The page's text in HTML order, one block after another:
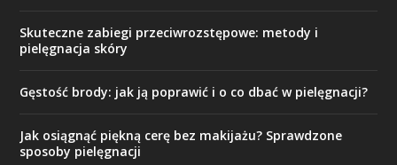
Skuteczne zabiegi przeciwrozstępowe: metody i
pielęgnacja skóry
Gęstość brody: jak ją poprawić i o co dbać w pielęgnacji?
Jak osiągnąć piękną cerę bez makijażu? Sprawdzone
sposoby pielęgnacji